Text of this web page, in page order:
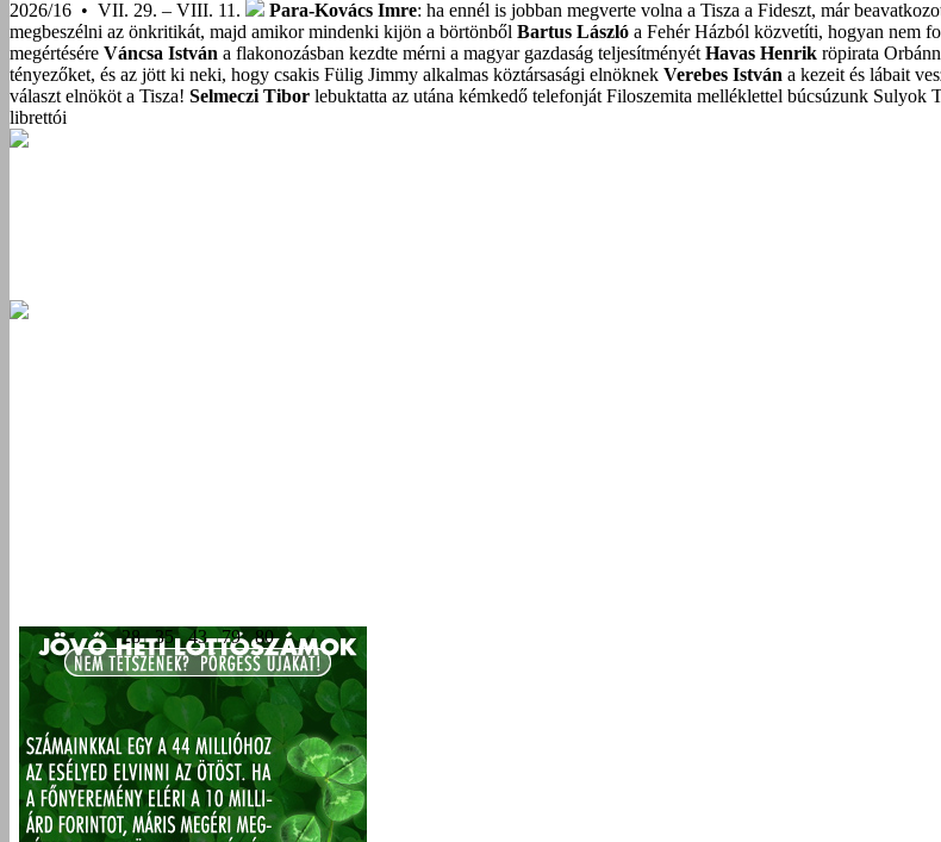
2026/16 • VII. 29. – VIII. 11.
Para-Kovács Imre: ha ennél is jobban megverte volna a Tisza a Fideszt, már
megbeszélni az önkritikát, majd amikor mindenki kijön a börtönből Bartus László a Fehér Házból közvetíti, hogyan nem
megértésére Váncsa István a flakonozásban kezdte mérni a magyar gazdaság teljesítményét Havas Henrik röpirata
tényezőket, és az jött ki neki, hogy csakis Fülig Jimmy alkalmas köztársasági elnöknek Verebes István a kezeit és lábait
választ elnököt a Tisza! Selmeczi Tibor lebuktatta az utána kémkedő telefonját Filoszemita melléklettel búcsúzunk Sulyok
librettói